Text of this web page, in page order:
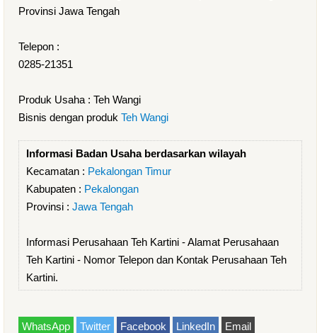
Provinsi Jawa Tengah
Telepon :
0285-21351
Produk Usaha : Teh Wangi
Bisnis dengan produk Teh Wangi
Informasi Badan Usaha berdasarkan wilayah
Kecamatan : Pekalongan Timur
Kabupaten : Pekalongan
Provinsi : Jawa Tengah
Informasi Perusahaan Teh Kartini - Alamat Perusahaan
Teh Kartini - Nomor Telepon dan Kontak Perusahaan Teh
Kartini.
WhatsApp Twitter Facebook LinkedIn Email